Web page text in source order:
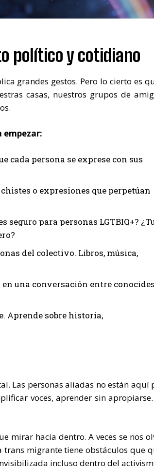
político y cotidiano
grandes gestos. Pero lo cierto es
casas, nuestros grupos de
empezar:
cada persona se exprese con sus
o expresiones que perpetúan
seguro para personas LGTBIQ+?
del colectivo. Libros, música,
en una conversación entre
Aprende sobre historia,
Las personas aliadas no están aquí
voces, aprender sin apropiarse.
mirar hacia dentro. A veces se nos
migrante tiene obstáculos que
incluso dentro del